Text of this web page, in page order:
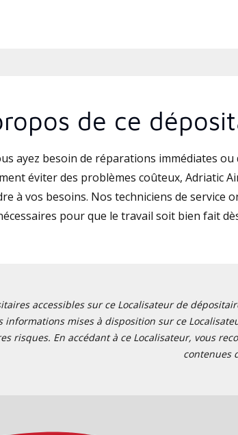
de ce
ayez besoin de réparations immédiates
éviter des problèmes coûteux, Adriatic
à vos besoins. Nos techniciens de service
pour que le travail soit bien fait
accessibles sur ce Localisateur de
informations mises à disposition sur ce
risques. En accédant à ce Localisateur, vous
contenues